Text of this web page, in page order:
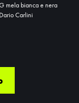
mela bianca e nera
Carlini